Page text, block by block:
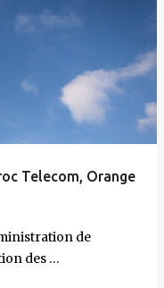
Telecom, Orange
de
des …